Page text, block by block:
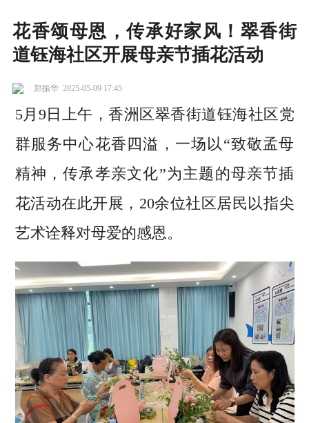
花香颂母恩，传承好家风！翠香街
道钰海社区开展母亲节插花活动
郑振华 2025-05-09 17:45
5月9日上午，香洲区翠香街道钰海社区党
群服务中心花香四溢，一场以“致敬孟母
精神，传承孝亲文化”为主题的母亲节插
花活动在此开展，20余位社区居民以指尖
艺术诠释对母爱的感恩。